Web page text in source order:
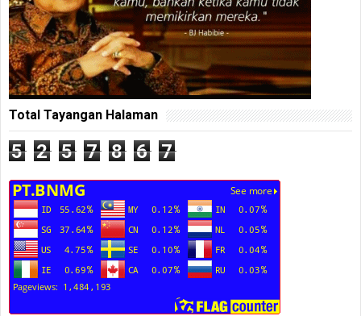
Total Tayangan Halaman
5 2 5 7 8 6 7